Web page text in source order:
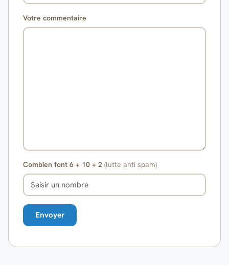
Votre commentaire
Combien font 6 + 10 + 2 (lutte anti spam)